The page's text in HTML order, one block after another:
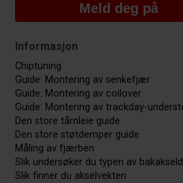
Meld deg på
Informasjon
Chiptuning
Guide: Montering av senkefjær
Guide: Montering av coilover
Guide: Montering av trackday-
Den store tårnleie guide
Den store støtdemper guide
Måling av fjærben
Slik undersøker du typen av
Slik finner du akselvekten